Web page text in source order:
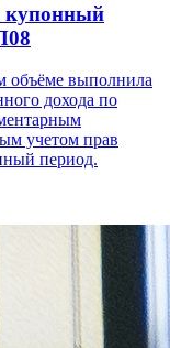
купонный
объёме выполнила
дохода по
учетом прав
период.